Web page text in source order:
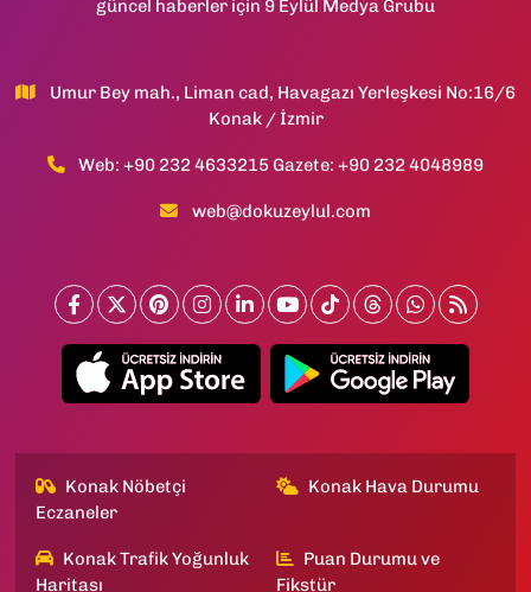
güncel haberler için 9 Eylül Medya Grubu
Umur Bey mah., Liman cad, Havagazı Yerleşkesi No:16/6
Konak / İzmir
Web: +90 232 4633215 Gazete: +90 232 4048989
web@dokuzeylul.com
Konak Nöbetçi
Eczaneler
Konak Hava Durumu
Konak Trafik Yoğunluk
Haritası
Puan Durumu ve
Fikstür